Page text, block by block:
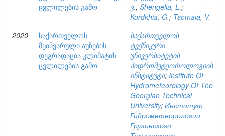
ცვლილების გამო
ვ.; Shengelia, L.;
Kordkhia, G.; Tsomaia, V.
2020
საქართველოს
მყინვარული აუზების
დეგრადაცია კლიმატის
ცვლილების გამო
საქართველოს
ტექნიკური
უნივერსიტეტის
ჰიდრომეტეოროლოგიის
ინსტიტუტი; Institute Of
Hydrometeorology Of The
Georgian Technical
University; Институт
Гидрометеорологии
Грузинского